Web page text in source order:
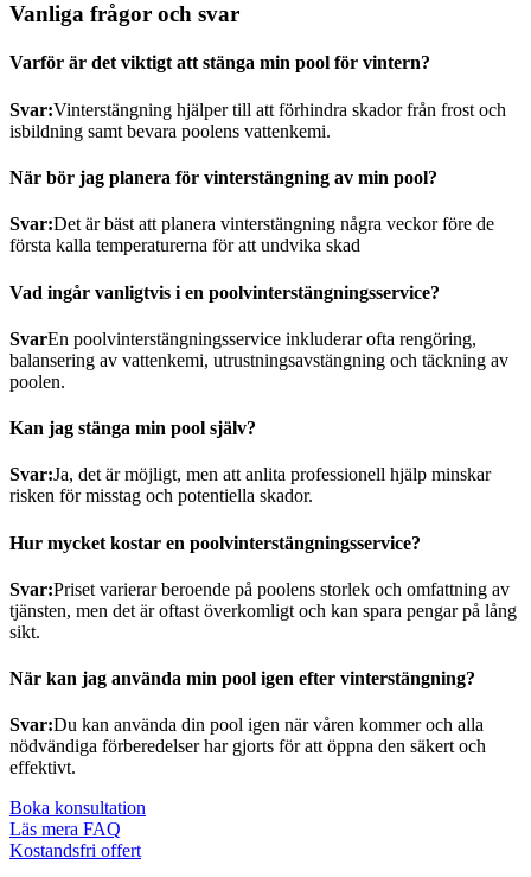
Vanliga frågor och svar
Varför är det viktigt att stänga min pool för vintern?
Svar:Vinterstängning hjälper till att förhindra skador från frost och
isbildning samt bevara poolens vattenkemi.
När bör jag planera för vinterstängning av min pool?
Svar:Det är bäst att planera vinterstängning några veckor före de
första kalla temperaturerna för att undvika skad
Vad ingår vanligtvis i en poolvinterstängningsservice?
SvarEn poolvinterstängningsservice inkluderar ofta rengöring,
balansering av vattenkemi, utrustningsavstängning och täckning av
poolen.
Kan jag stänga min pool själv?
Svar:Ja, det är möjligt, men att anlita professionell hjälp minskar
risken för misstag och potentiella skador.
Hur mycket kostar en poolvinterstängningsservice?
Svar:Priset varierar beroende på poolens storlek och omfattning av
tjänsten, men det är oftast överkomligt och kan spara pengar på lång
sikt.
När kan jag använda min pool igen efter vinterstängning?
Svar:Du kan använda din pool igen när våren kommer och alla
nödvändiga förberedelser har gjorts för att öppna den säkert och
effektivt.
Boka konsultation
Läs mera FAQ
Kostandsfri offert